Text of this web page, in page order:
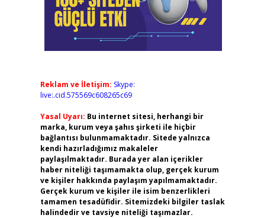
Reklam ve İletişim: Skype:
live:.cid.575569c608265c69
Yasal Uyarı: Bu internet sitesi, herhangi bir
marka, kurum veya şahıs şirketi ile hiçbir
bağlantısı bulunmamaktadır. Sitede yalnızca
kendi hazırladığımız makaleler
paylaşılmaktadır. Burada yer alan içerikler
haber niteliği taşımamakta olup, gerçek kurum
ve kişiler hakkında paylaşım yapılmamaktadır.
Gerçek kurum ve kişiler ile isim benzerlikleri
tamamen tesadüfidir. Sitemizdeki bilgiler taslak
halindedir ve tavsiye niteliği taşımazlar.